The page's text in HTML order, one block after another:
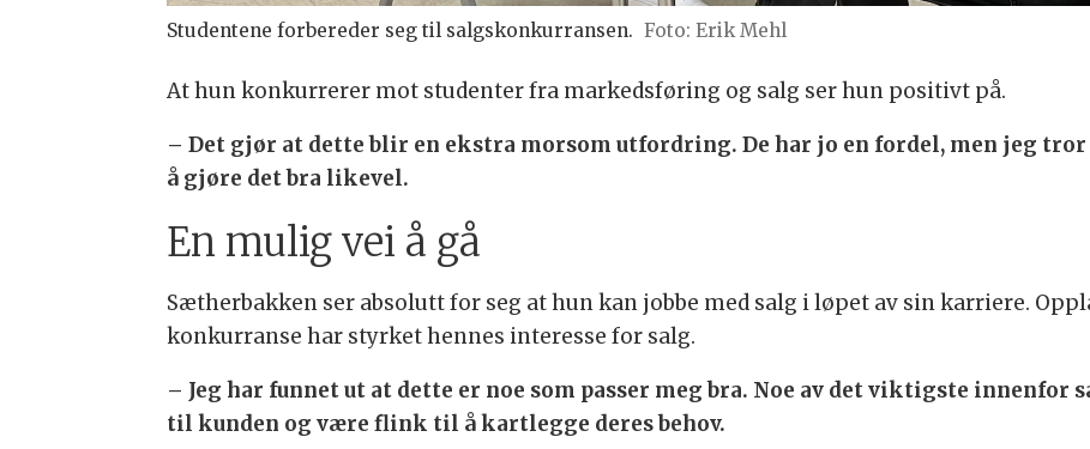
Studentene forbereder seg til salgskonkurransen. Foto: Erik Mehl
At hun konkurrerer mot studenter fra markedsføring og salg ser hun positivt på.
– Det gjør at dette blir en ekstra morsom utfordring. De har jo en fordel, men jeg
å gjøre det bra likevel.
En mulig vei å gå
Sætherbakken ser absolutt for seg at hun kan jobbe med salg i løpet av sin karriere.
konkurranse har styrket hennes interesse for salg.
– Jeg har funnet ut at dette er noe som passer meg bra. Noe av det viktigste
til kunden og være flink til å kartlegge deres behov.